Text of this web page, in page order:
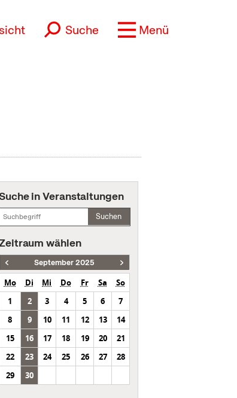
Suche Menü
in Veranstaltungen
Suchen
wählen
September 2025
Mo Di Mi Do Fr Sa
So
1
2 3 4 5 6
7
8
9 10 11 12 13
14
15
16 17 18 19 20
21
22
23 24 25 26 27
28
29
30